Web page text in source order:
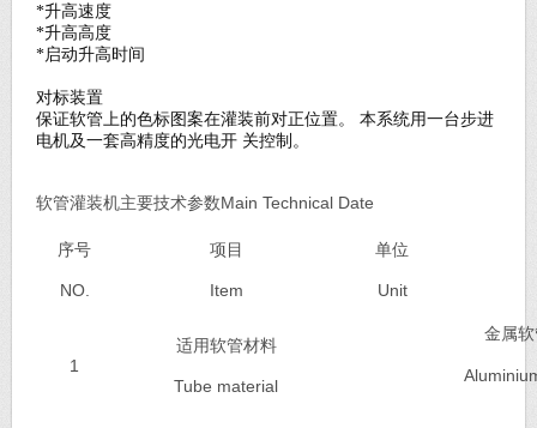
*升高速度
*升高高度
*启动升高时间
对标装置
保证软管上的色标图案在灌装前对正位置。
本系统用一台步进
电机及一套高精度的光电开 关控制。
软管灌装机主要技术参数Main Technical Date
序号
NO.
项目
Item
单位
Unit
1
适用软管材料
Tube material
金属